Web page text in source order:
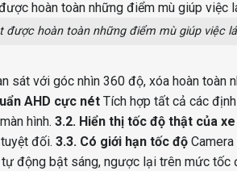
được hoàn toàn những điểm mù giúp việc
với góc nhìn 360 độ, xóa hoàn toàn
AHD cực nét Tích hợp tất cả các
hình. 3.2. Hiển thị tốc độ thật của xe
đối. 3.3. Có giới hạn tốc độ
động bật sáng, ngược lại trên mức tốc